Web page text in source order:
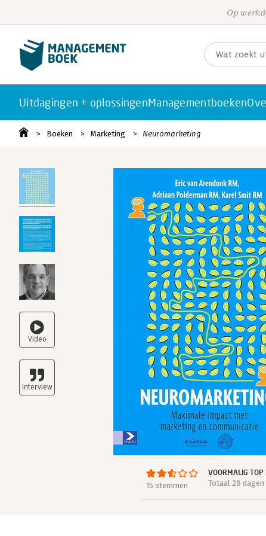
Op
Uitdagingen + oplossingenManagementboeken
Boeken Marketing Neuromarketing
15 stemmen
VOORMALIG
Totaal 28 dagen